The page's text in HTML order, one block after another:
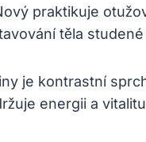
praktikuje
těla
je kontrastní
energii a